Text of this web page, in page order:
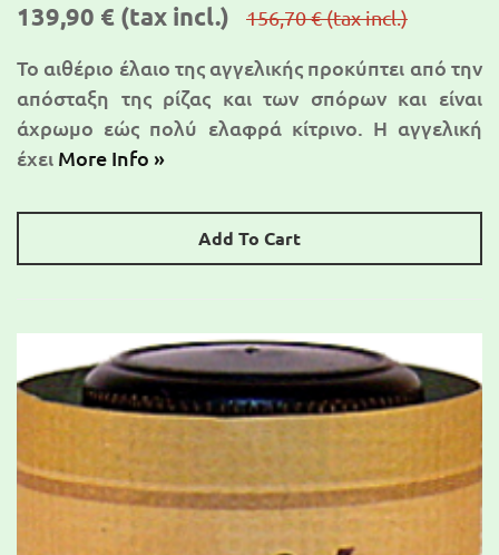
139,90 € (tax incl.) 156,70 €(tax incl.)
Το αιθέριο έλαιο της αγγελικής προκύπτει από την
απόσταξη της ρίζας και των σπόρων και είναι
άχρωμο εώς πολύ ελαφρά κίτρινο. Η αγγελική
έχει More Info »
Add To Cart